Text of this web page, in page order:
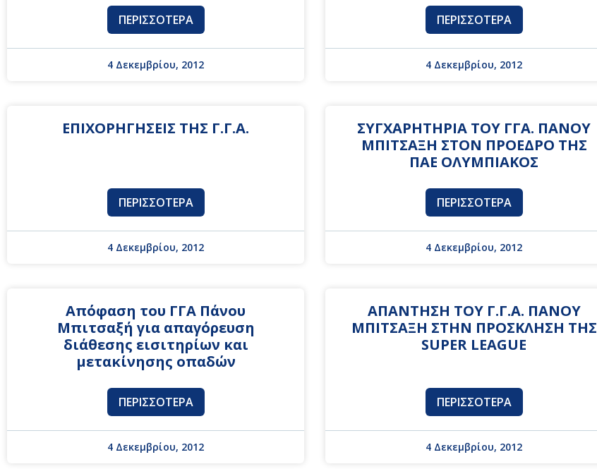
ΠΕΡΙΣΣΌΤΕΡΑ
4 Δεκεμβρίου, 2012
ΠΕΡΙΣΣΌΤΕΡΑ
4 Δεκεμβρίου, 2012
ΕΠΙΧΟΡΗΓΗΣΕΙΣ ΤΗΣ Γ.Γ.Α.
ΠΕΡΙΣΣΌΤΕΡΑ
4 Δεκεμβρίου, 2012
ΣΥΓΧΑΡΗΤΗΡΙΑ ΤΟΥ ΓΓΑ. ΠΑΝΟΥ
ΜΠΙΤΣΑΞΗ ΣΤΟΝ ΠΡΟΕΔΡΟ ΤΗΣ
ΠΑΕ ΟΛΥΜΠΙΑΚΟΣ
ΠΕΡΙΣΣΌΤΕΡΑ
4 Δεκεμβρίου, 2012
Απόφαση του ΓΓΑ Πάνου
Μπιτσαξή για απαγόρευση
διάθεσης εισιτηρίων και
μετακίνησης οπαδών
ΠΕΡΙΣΣΌΤΕΡΑ
4 Δεκεμβρίου, 2012
ΑΠΑΝΤΗΣΗ ΤΟΥ Γ.Γ.Α. ΠΑΝΟΥ
ΜΠΙΤΣΑΞΗ ΣΤΗΝ ΠΡΟΣΚΛΗΣΗ ΤΗΣ
SUPER LEAGUE
ΠΕΡΙΣΣΌΤΕΡΑ
4 Δεκεμβρίου, 2012